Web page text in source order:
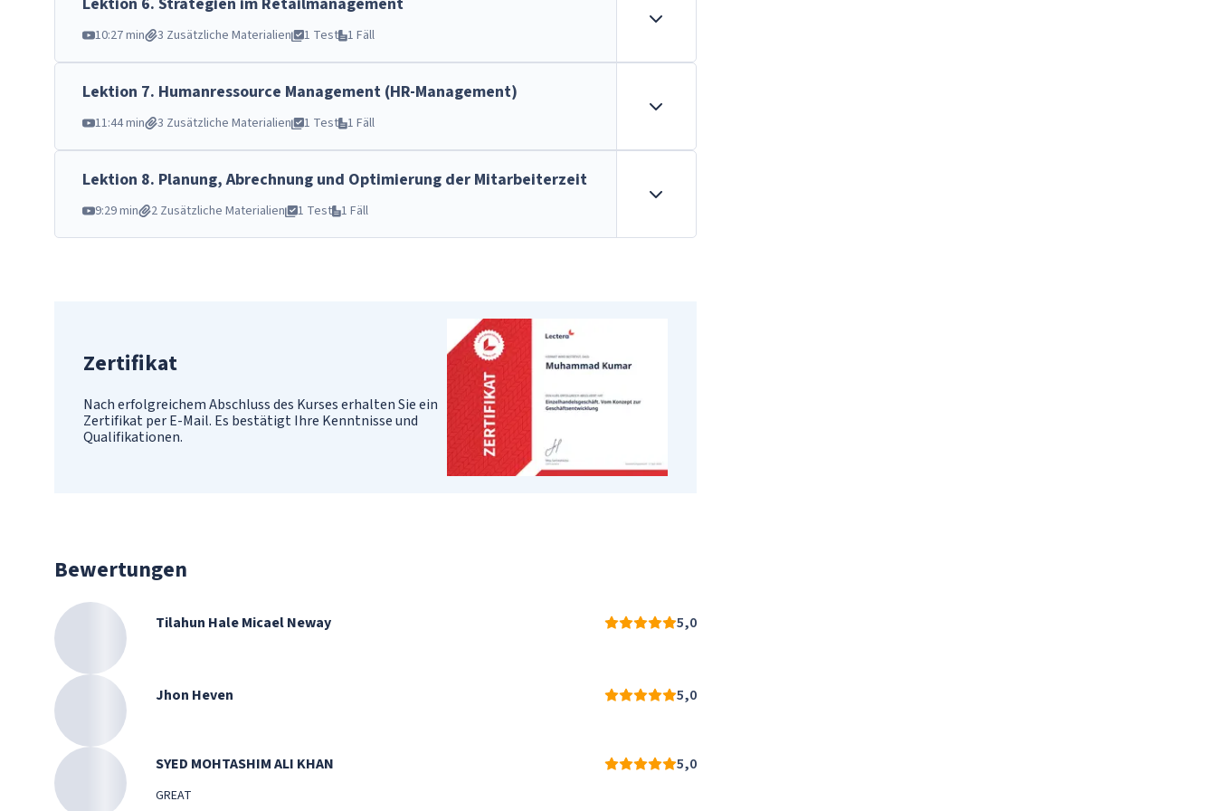
10:27 min 3 Zusätzliche Materialien 1 Test 1 Fäll
Lektion 7. Humanressource Management (HR-Management)
11:44 min 3 Zusätzliche Materialien 1 Test 1 Fäll
Lektion 8. Planung, Abrechnung und Optimierung der Mitarbeiterzeit
9:29 min 2 Zusätzliche Materialien 1 Test 1 Fäll
Zertifikat
Nach erfolgreichem Abschluss des Kurses erhalten Sie ein
Zertifikat per E-Mail. Es bestätigt Ihre Kenntnisse und
Qualifikationen.
Bewertungen
Tilahun Hale Micael Neway 5,0
Jhon Heven 5,0
SYED MOHTASHIM ALI KHAN 5,0
GREAT